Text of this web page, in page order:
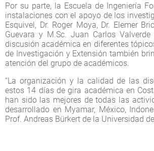
Por su parte, la Escuela de Ingeniería
instalaciones con el apoyo de los
Esquivel, Dr. Roger Moya, Dr. Elemer
Guevara y M.Sc. Juan Carlos
discusión académica en diferentes
de Investigación y Extensión también
atención del grupo de académicos.
“La organización y la calidad de las
estos 14 días de gira académica en
han sido las mejores de todas las
desarrollado en Myamar, México,
Prof. Andreas Bürkert de la Universidad